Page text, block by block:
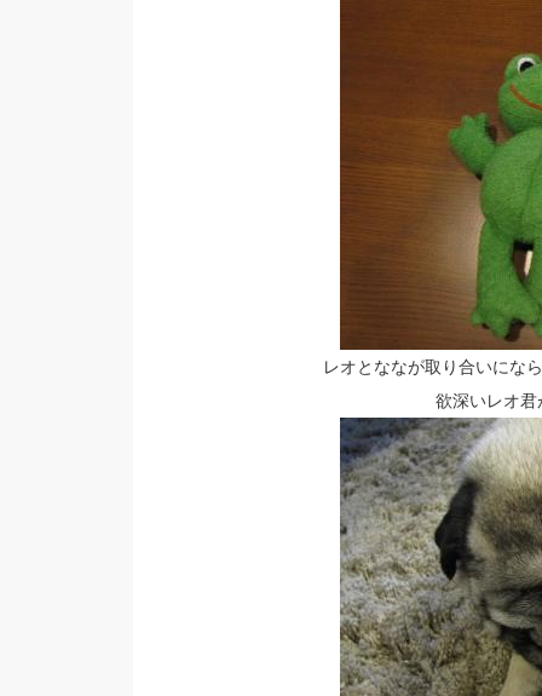
レオとななが取り合いにな
欲深いレオ